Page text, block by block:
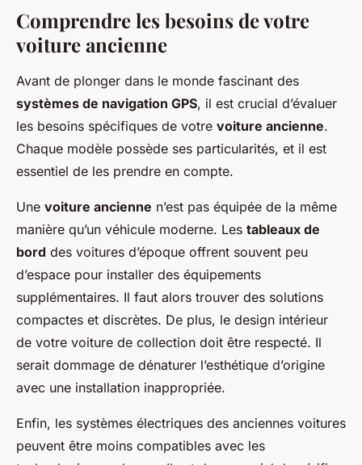
Comprendre les besoins de votre
voiture ancienne
Avant de plonger dans le monde fascinant des
systèmes de navigation GPS, il est crucial d’évaluer
les besoins spécifiques de votre voiture ancienne.
Chaque modèle possède ses particularités, et il est
essentiel de les prendre en compte.
Une voiture ancienne n’est pas équipée de la même
manière qu’un véhicule moderne. Les tableaux de
bord des voitures d’époque offrent souvent peu
d’espace pour installer des équipements
supplémentaires. Il faut alors trouver des solutions
compactes et discrètes. De plus, le design intérieur
de votre voiture de collection doit être respecté. Il
serait dommage de dénaturer l’esthétique d’origine
avec une installation inappropriée.
Enfin, les systèmes électriques des anciennes voitures
peuvent être moins compatibles avec les